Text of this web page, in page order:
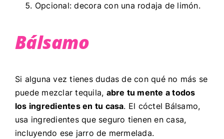
Opcional: decora con una rodaja de limón.
Bálsamo
Si alguna vez tienes dudas de con qué no más se
puede mezclar tequila, abre tu mente a todos
los ingredientes en tu casa. El cóctel Bálsamo,
usa ingredientes que seguro tienen en casa,
incluyendo ese jarro de mermelada.